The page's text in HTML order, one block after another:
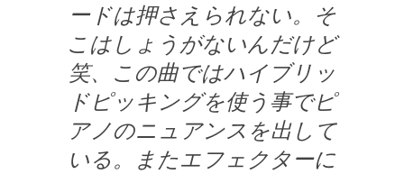
ードは押さえられない。そ
こはしょうがないんだけど
笑、この曲ではハイブリッ
ドピッキングを使う事でピ
アノのニュアンスを出して
いる。またエフェクターに